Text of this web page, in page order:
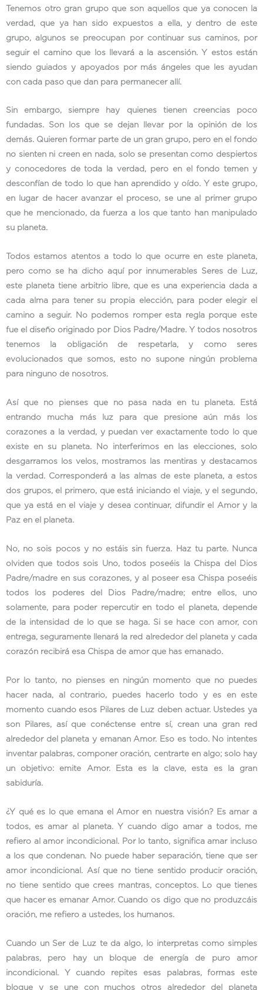
Tenemos otro gran grupo que son aquellos que ya conocen la
verdad, que ya han sido expuestos a ella, y dentro de este
grupo, algunos se preocupan por continuar sus caminos, por
seguir el camino que los llevará a la ascensión. Y estos están
siendo guiados y apoyados por más ángeles que les ayudan
con cada paso que dan para permanecer allí.
Sin embargo, siempre hay quienes tienen creencias poco
fundadas. Son los que se dejan llevar por la opinión de los
demás. Quieren formar parte de un gran grupo, pero en el fondo
no sienten ni creen en nada, solo se presentan como despiertos
y conocedores de toda la verdad, pero en el fondo temen y
desconfían de todo lo que han aprendido y oído. Y este grupo,
en lugar de hacer avanzar el proceso, se une al primer grupo
que he mencionado, da fuerza a los que tanto han manipulado
su planeta.
Todos estamos atentos a todo lo que ocurre en este planeta,
pero como se ha dicho aquí por innumerables Seres de Luz,
este planeta tiene arbitrio libre, que es una experiencia dada a
cada alma para tener su propia elección, para poder elegir el
camino a seguir. No podemos romper esta regla porque este
fue el diseño originado por Dios Padre/Madre. Y todos nosotros
tenemos la obligación de respetarla, y como seres
evolucionados que somos, esto no supone ningún problema
para ninguno de nosotros.
Así que no pienses que no pasa nada en tu planeta. Está
entrando mucha más luz para que presione aún más los
corazones a la verdad, y puedan ver exactamente todo lo que
existe en su planeta. No interferimos en las elecciones, solo
desgarramos los velos, mostramos las mentiras y destacamos
la verdad. Corresponderá a las almas de este planeta, a estos
dos grupos, el primero, que está iniciando el viaje, y el segundo,
que ya está en el viaje y desea continuar, difundir el Amor y la
Paz en el planeta.
No, no sois pocos y no estáis sin fuerza. Haz tu parte. Nunca
olviden que todos sois Uno, todos poseéis la Chispa del Dios
Padre/madre en sus corazones, y al poseer esa Chispa poseéis
todos los poderes del Dios Padre/madre; entre ellos, uno
solamente, para poder repercutir en todo el planeta, depende
de la intensidad de lo que se haga. Si se hace con amor, con
entrega, seguramente llenará la red alrededor del planeta y cada
corazón recibirá esa Chispa de amor que has emanado.
Por lo tanto, no pienses en ningún momento que no puedes
hacer nada, al contrario, puedes hacerlo todo y es en este
momento cuando esos Pilares de Luz deben actuar. Ustedes ya
son Pilares, así que conéctense entre sí, crean una gran red
alrededor del planeta y emanan Amor. Eso es todo. No intentes
inventar palabras, componer oración, centrarte en algo; solo hay
un objetivo: emite Amor. Esta es la clave, esta es la gran
sabiduría.
¿Y qué es lo que emana el Amor en nuestra visión? Es amar a
todos, es amar al planeta. Y cuando digo amar a todos, me
refiero al amor incondicional. Por lo tanto, significa amar incluso
a los que condenan. No puede haber separación, tiene que ser
amor incondicional. Así que no tiene sentido producir oración,
no tiene sentido que crees mantras, conceptos. Lo que tienes
que hacer es emanar Amor. Cuando os digo que no produzcáis
oración, me refiero a ustedes, los humanos.
Cuando un Ser de Luz te da algo, lo interpretas como simples
palabras, pero hay un bloque de energía de puro amor
incondicional. Y cuando repites esas palabras, formas este
bloque y se une con muchos otros alrededor del planeta